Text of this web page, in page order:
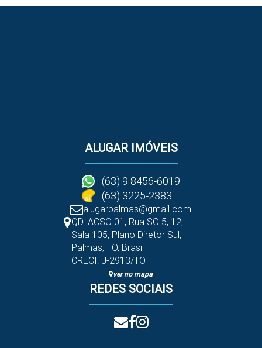
ALUGAR IMÓVEIS
(63) 9 8456-6019
(63) 3225-2383
alugarpalmas@gmail.com
QD. ACSO 01, Rua SO 5, 12,
Sala 105, Plano Diretor Sul ,
Palmas, TO, Brasil
CRECI: J-2913/TO
ver no mapa
REDES SOCIAIS